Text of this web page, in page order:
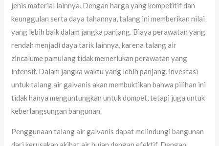
jenis material lainnya. Dengan harga yang kompetitif dan
keunggulan serta daya tahannya, talang ini memberikan nilai
yang lebih baik dalam jangka panjang. Biaya perawatan yang
rendah menjadi daya tarik lainnya, karena talang air
zincalume pamulang tidak memerlukan perawatan yang
intensif. Dalam jangka waktu yang lebih panjang, investasi
untuk talang air galvanis akan membuktikan bahwa pilihan ini
tidak hanya menguntungkan untuk dompet, tetapi juga untuk
keberlangsungan bangunan.
Penggunaan talang air galvanis dapat melindungi bangunan